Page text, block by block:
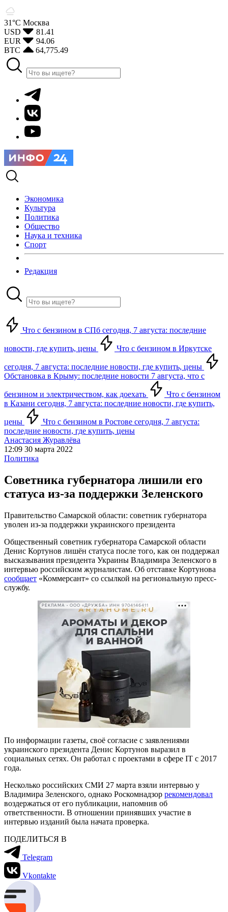
31°С Москва
USD
81.41
EUR
94.06
BTC
64,775.49
Экономика
Культура
Политика
Общество
Наука и техника
Спорт
Редакция
Что с бензином в СПб сегодня, 7 августа: последние
новости, где купить, цены Что с бензином в Иркутске
сегодня, 7 августа: последние новости, где купить, цены
Обстановка в Крыму: последние новости 7 августа, что с
бензином и электричеством, как доехать
Что с бензином
в Казани сегодня, 7 августа: последние новости, где купить,
цены
Что с бензином в Ростове сегодня, 7 августа:
последние новости, где купить, цены
Анастасия Журавлёва
12:09 30 марта 2022
Политика
Советника губернатора лишили его
статуса из-за поддержки Зеленского
Правительство Самарской области: советник губернатора
уволен из-за поддержки украинского президента
Общественный советник губернатора Самарской области
Денис Кортунов лишён статуса после того, как он поддержал
высказывания президента Украины Владимира Зеленского в
интервью российским журналистам. Об отставке Кортунова
сообщает «Коммерсант» со ссылкой на региональную пресс-
службу.
РЕКЛАМА • ООО «ДРУЖБА» ИНН 9704146411
По информации газеты, своё согласие с заявлениями
украинского президента Денис Кортунов выразил в
социальных сетях. Он работал с проектами в сфере IT с 2017
года.
Несколько российских СМИ 27 марта взяли интервью у
Владимира Зеленского, однако Роскомнадзор рекомендовал
воздержаться от его публикации, напомнив об
ответственности. В отношении принявших участие в
интервью изданий была начата проверка.
ПОДЕЛИТЬСЯ В
Telegram
Vkontakte